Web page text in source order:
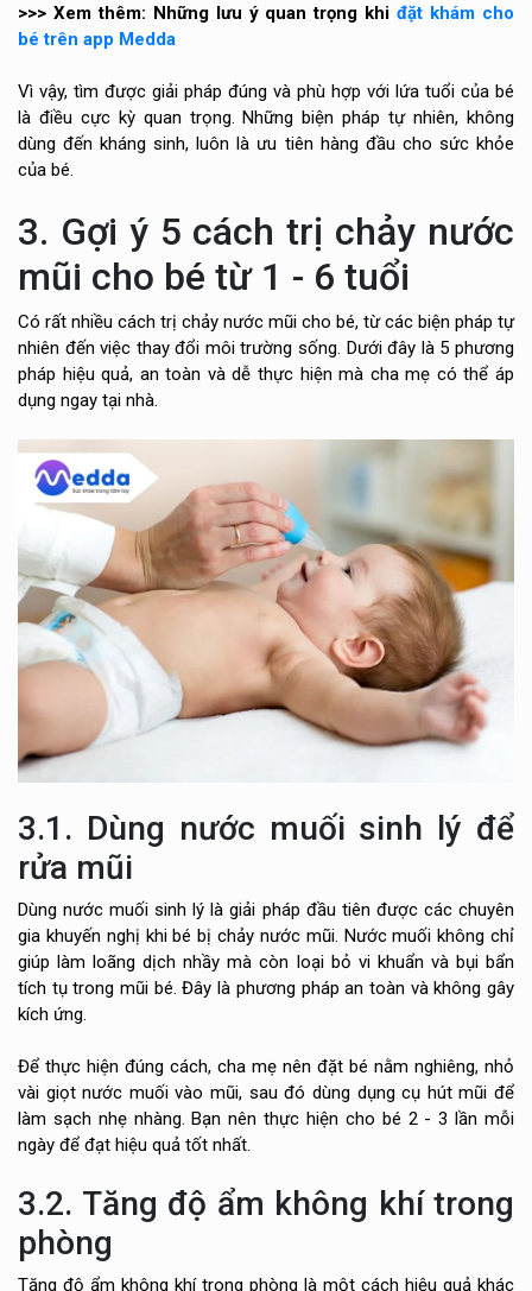
>>> Xem thêm: Những lưu ý quan trọng khiđặt khám cho
bé trên app Medda
Vì vậy, tìm được giải pháp đúng và phù hợp với lứa tuổi của bé
là điều cực kỳ quan trọng. Những biện pháp tự nhiên, không
dùng đến kháng sinh, luôn là ưu tiên hàng đầu cho sức khỏe
của bé.
3. Gợi ý 5 cách trị chảy nước
mũi cho bé từ 1 - 6 tuổi
Có rất nhiều cách trị chảy nước mũi cho bé, từ các biện pháp tự
nhiên đến việc thay đổi môi trường sống. Dưới đây là 5 phương
pháp hiệu quả, an toàn và dễ thực hiện mà cha mẹ có thể áp
dụng ngay tại nhà.
3.1. Dùng nước muối sinh lý để
rửa mũi
Dùng nước muối sinh lý là giải pháp đầu tiên được các chuyên
gia khuyến nghị khi bé bị chảy nước mũi. Nước muối không chỉ
giúp làm loãng dịch nhầy mà còn loại bỏ vi khuẩn và bụi bẩn
tích tụ trong mũi bé. Đây là phương pháp an toàn và không gây
kích ứng.
Để thực hiện đúng cách, cha mẹ nên đặt bé nằm nghiêng, nhỏ
vài giọt nước muối vào mũi, sau đó dùng dụng cụ hút mũi để
làm sạch nhẹ nhàng. Bạn nên thực hiện cho bé 2 - 3 lần mỗi
ngày để đạt hiệu quả tốt nhất.
3.2. Tăng độ ẩm không khí trong
phòng
Tăng độ ẩm không khí trong phòng là một cách hiệu quả khác